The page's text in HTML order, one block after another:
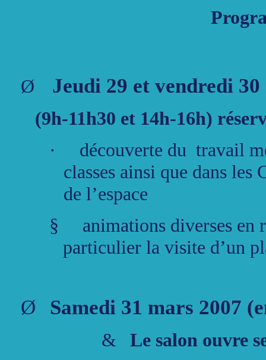
Ø Jeudi 29 et vendredi
(9h-11h30 et 14h-16h)
·
découverte du travail
classes ainsi que dans les
de l’espace
§
animations diverses en
particulier la visite d’un
Ø Samedi 31 mars 2007
&
Le salon ouvre